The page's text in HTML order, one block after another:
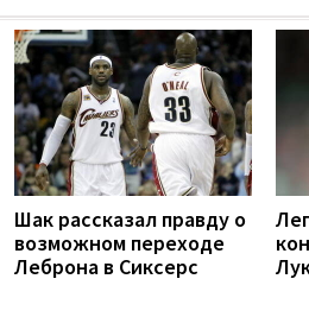
Шак рассказал правду о
возможном переходе
Леброна в Сиксерс